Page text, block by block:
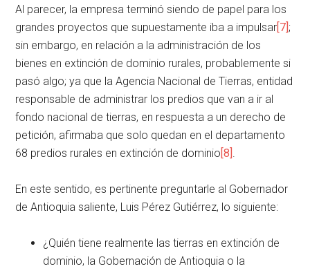
Al parecer, la empresa terminó siendo de papel para los
grandes proyectos que supuestamente iba a impulsar[7];
sin embargo, en relación a la administración de los
bienes en extinción de dominio rurales, probablemente si
pasó algo; ya que la Agencia Nacional de Tierras, entidad
responsable de administrar los predios que van a ir al
fondo nacional de tierras, en respuesta a un derecho de
petición, afirmaba que solo quedan en el departamento
68 predios rurales en extinción de dominio[8].
En este sentido, es pertinente preguntarle al Gobernador
de Antioquia saliente, Luis Pérez Gutiérrez, lo siguiente:
¿Quién tiene realmente las tierras en extinción de
dominio, la Gobernación de Antioquia o la